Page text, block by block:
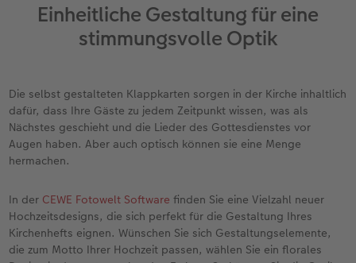
Fotobuch erstellen
Foto-Kochbuch
Neuheiten
CEWE myPhotos
Neuheiten
Extras
Fotos digitalisieren
Neuheiten
Extras
Retro Minis
Neuheiten
CEWE myPhotos
CEWE myPhotos
Neuheiten
CEWE myPhotos
Neuheiten
CEWE myPhotos
Neuheiten
Einheitliche Gestaltung für eine
stimmungsvolle Optik
Die selbst gestalteten Klappkarten sorgen in der Kirche inhaltlich
dafür, dass Ihre Gäste zu jedem Zeitpunkt wissen, was als
Nächstes geschieht und die Lieder des Gottesdienstes vor
Augen haben. Aber auch optisch können sie eine Menge
hermachen.
In der CEWE Fotowelt Software finden Sie eine Vielzahl neuer
Hochzeitsdesigns, die sich perfekt für die Gestaltung Ihres
Kirchenhefts eignen. Wünschen Sie sich Gestaltungselemente,
die zum Motto Ihrer Hochzeit passen, wählen Sie ein florales